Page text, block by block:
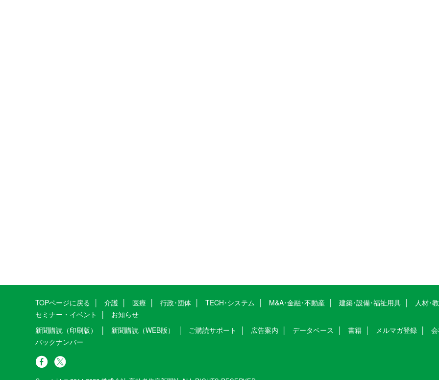
TOPページに戻る 介護 医療 行政･団体 TECH･システム M&A･金融･不動産 建築･設備･福祉用具
人材･
セミナー・イベント
お知らせ
新聞購読（印刷版）
新聞購読（WEB版） ご購読サポート 広告案内 データベース 書籍 メルマガ登録
バックナンバー